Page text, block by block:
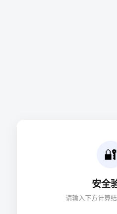
🔐
安全
请输入下方计算